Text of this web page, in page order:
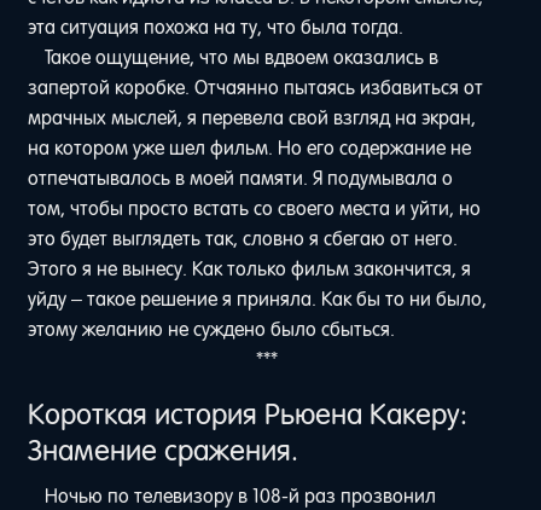
эта ситуация похожа на ту, что была тогда.
Такое ощущение, что мы вдвоем оказались в
запертой коробке. Отчаянно пытаясь избавиться от
мрачных мыслей, я перевела свой взгляд на экран,
на котором уже шел фильм. Но его содержание не
отпечатывалось в моей памяти. Я подумывала о
том, чтобы просто встать со своего места и уйти, но
это будет выглядеть так, словно я сбегаю от него.
Этого я не вынесу. Как только фильм закончится, я
уйду – такое решение я приняла. Как бы то ни было,
этому желанию не суждено было сбыться.
***
Короткая история Рьюена Какеру:
Знамение сражения.
Ночью по телевизору в 108-й раз прозвонил